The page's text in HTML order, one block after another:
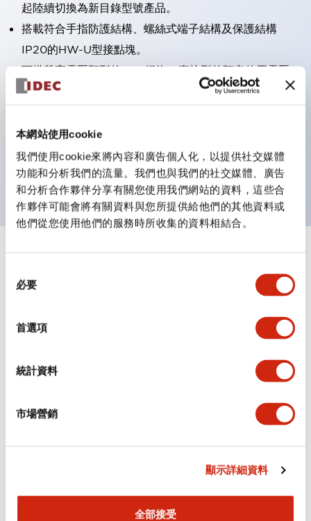
本網站使用cookie
我們使用cookie來將內容和廣告個人化，以提供社交媒體
功能和分析我們的流量。我們也與我們的社交媒體、廣告
和分析合作夥伴分享有關您使用我們網站的資料，這些合
作夥伴可能會將有關資料與您所提供給他們的其他資料或
他們從您使用他們的服務時所收集的資料相結合。
必要
首選項
統計資料
市場營銷
顯示詳細資料
全部接受
起陸續切換為新目錄型號產品。
搭載符合手指防護結構、螺絲式端子結構及保護結構
IP20的HW-U型接點塊。
可搭載高電壓類型的LED燈泡，直接型的額定使用電壓
最高可達240V。
別為每種顏色設計的LED燈泡，現在可用一顆單色LED
燈泡來表現各種顏色。
主要機種具備UL、CSA認證及符合EN標準。
審美規範
電氣規範（額定照明部分）
環境規範